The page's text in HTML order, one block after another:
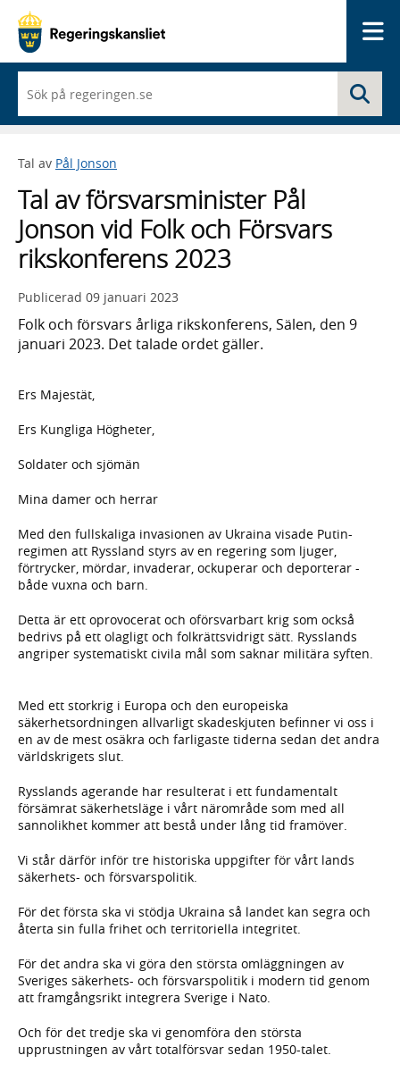
du
börjar
skriva
framträder
lista
med
sökförslag
Tal av Pål Jonson
Tal av försvarsminister Pål
Jonson vid Folk och Försvars
rikskonferens 2023
Publicerad 09 januari 2023
Folk och försvars årliga rikskonferens, Sälen, den 9
januari 2023. Det talade ordet gäller.
Ers Majestät,
Ers Kungliga Högheter,
Soldater och sjömän
Mina damer och herrar
Med den fullskaliga invasionen av Ukraina visade Putin-
regimen att Ryssland styrs av en regering som ljuger,
förtrycker, mördar, invaderar, ockuperar och deporterar -
både vuxna och barn.
Detta är ett oprovocerat och oförsvarbart krig som också
bedrivs på ett olagligt och folkrättsvidrigt sätt. Rysslands
angriper systematiskt civila mål som saknar militära syften.
Med ett storkrig i Europa och den europeiska
säkerhetsordningen allvarligt skadeskjuten befinner vi oss i
en av de mest osäkra och farligaste tiderna sedan det andra
världskrigets slut.
Rysslands agerande har resulterat i ett fundamentalt
försämrat säkerhetsläge i vårt närområde som med all
sannolikhet kommer att bestå under lång tid framöver.
Vi står därför inför tre historiska uppgifter för vårt lands
säkerhets- och försvarspolitik.
För det första ska vi stödja Ukraina så landet kan segra och
återta sin fulla frihet och territoriella integritet.
För det andra ska vi göra den största omläggningen av
Sveriges säkerhets- och försvarspolitik i modern tid genom
att framgångsrikt integrera Sverige i Nato.
Och för det tredje ska vi genomföra den största
upprustningen av vårt totalförsvar sedan 1950-talet.